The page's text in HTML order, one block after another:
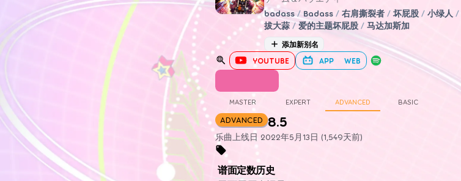
badass / Badass / 右肩撕裂者 / 坏屁股 / 小绿人 /
拔大蒜 / 爱的主题坏屁股 / 马达加斯加
添加新别名
YOUTUBE APP WEB
MASTER EXPERT ADVANCED BASIC
ADVANCED 8.5
乐曲上线日 2022年5月13日 (1,549天前)
谱面定数历史